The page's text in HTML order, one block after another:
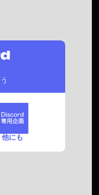
他にも